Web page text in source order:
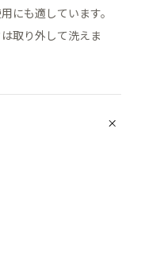
にも適しています。
取り外して洗えま